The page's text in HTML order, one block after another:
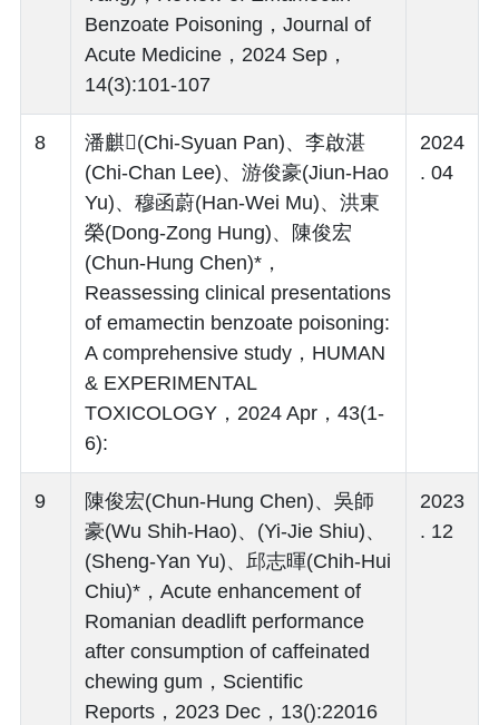
Benzoate Poisoning，Journal of
Acute Medicine，2024 Sep，
14(3):101-107
8
潘麒(Chi-Syuan Pan)、李啟湛
(Chi-Chan Lee)、游俊豪(Jiun-Hao
Yu)、穆函蔚(Han-Wei Mu)、洪東
榮(Dong-Zong Hung)、陳俊宏
(Chun-Hung Chen)*，
Reassessing clinical presentations
of emamectin benzoate poisoning:
A comprehensive study，HUMAN
& EXPERIMENTAL
TOXICOLOGY，2024 Apr，43(1-
6):
2024
. 04
9
陳俊宏(Chun-Hung Chen)、吳師
豪(Wu Shih-Hao)、(Yi-Jie Shiu)、
(Sheng-Yan Yu)、邱志暉(Chih-Hui
Chiu)*，Acute enhancement of
Romanian deadlift performance
after consumption of caffeinated
chewing gum，Scientific
Reports，2023 Dec，13():22016
2023
. 12